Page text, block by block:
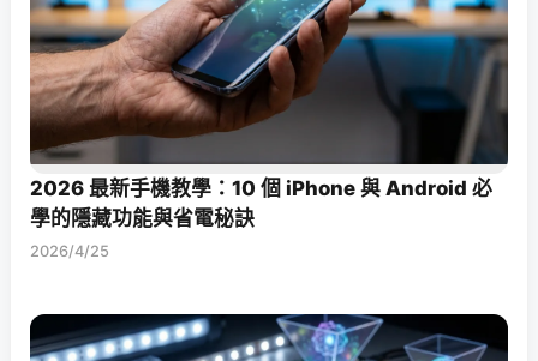
2026 最新手機教學：10 個 iPhone 與 Android 必
學的隱藏功能與省電秘訣
2026/4/25